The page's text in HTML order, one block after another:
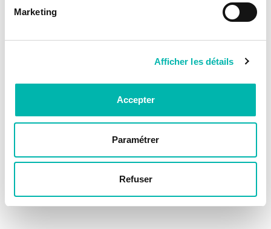
Marketing
Afficher les détails
Accepter
Paramétrer
Refuser